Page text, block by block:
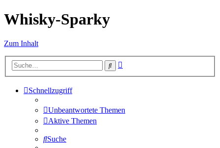
Whisky-Sparky
Zum Inhalt
Suche
Schnellzugriff
Unbeantwortete Themen
Aktive Themen
Suche